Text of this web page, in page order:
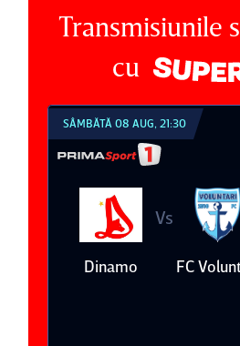
Transmisiunile
cu
SÂMBĂTĂ 08 AUG, 21:30
Dinamo
Vs
FC